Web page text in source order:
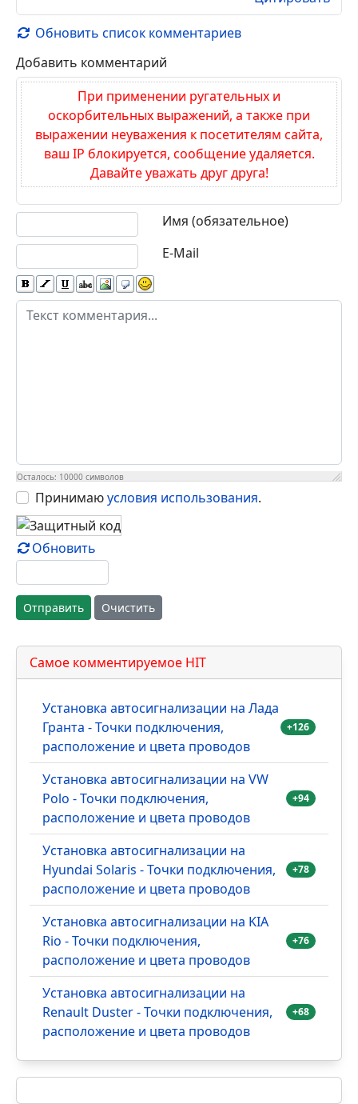
Обновить список комментариев
Добавить комментарий
При применении ругательных и
оскорбительных выражений, а также при
выражении неуважения к посетителям сайта,
ваш IP блокируется, сообщение удаляется.
Давайте уважать друг друга!
Имя (обязательное)
E-Mail
Текст комментария
Осталось: 10000 символов
Принимаюусловия использования.
Обновить
Отправить Очистить
Самое комментируемое HIT
Установка автосигнализации на Лада
Гранта - Точки подключения,
расположение и цвета проводов
+126
Установка автосигнализации на VW
Polo - Точки подключения,
расположение и цвета проводов
+94
Установка автосигнализации на
Hyundai Solaris - Точки подключения,
расположение и цвета проводов
+78
Установка автосигнализации на KIA
Rio - Точки подключения,
расположение и цвета проводов
+76
Установка автосигнализации на
Renault Duster - Точки подключения,
расположение и цвета проводов
+68